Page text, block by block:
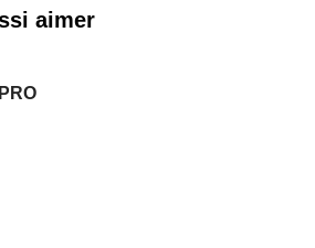
aimer